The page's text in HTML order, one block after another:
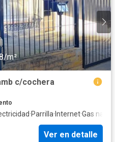
m²
c/cochera
·Parrilla· Internet·Gas
Ver en detalle